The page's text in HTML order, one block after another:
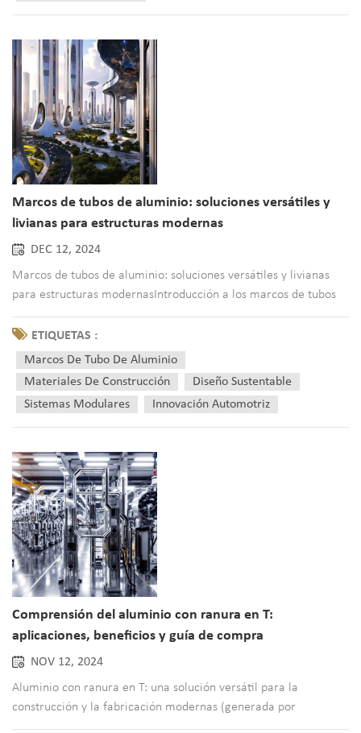
Marcos de tubos de aluminio: soluciones versátiles y
livianas para estructuras modernas
DEC 12, 2024
Marcos de tubos de aluminio: soluciones versátiles y livianas
para estructuras modernasIntroducción a los marcos de tubos
de aluminioImaginemos un material de construcción que
ofrezca resistencia y flexibilidad, una combinación que parece
casi paradójica. Esto es precisamente lo que tubo de alumini...
ETIQUETAS :
Marcos De Tubo De Aluminio
Materiales De Construcción
Diseño Sustentable
Sistemas Modulares
Innovación Automotriz
Comprensión del aluminio con ranura en T:
aplicaciones, beneficios y guía de compra
NOV 12, 2024
Aluminio con ranura en T: una solución versátil para la
construcción y la fabricación modernas (generada por
IA) Introducción al aluminio con ranura en TT Slot Aluminium se